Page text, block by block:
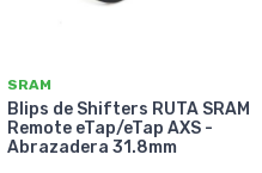
SRAM
Blips de Shifters RUTA SRAM
Remote eTap/eTap AXS -
Abrazadera 31.8mm